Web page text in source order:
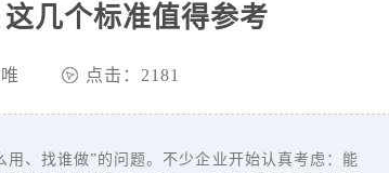
几个标准值得参考
点击：2181
、找谁做”的问题。不少企业开始认真考虑：能